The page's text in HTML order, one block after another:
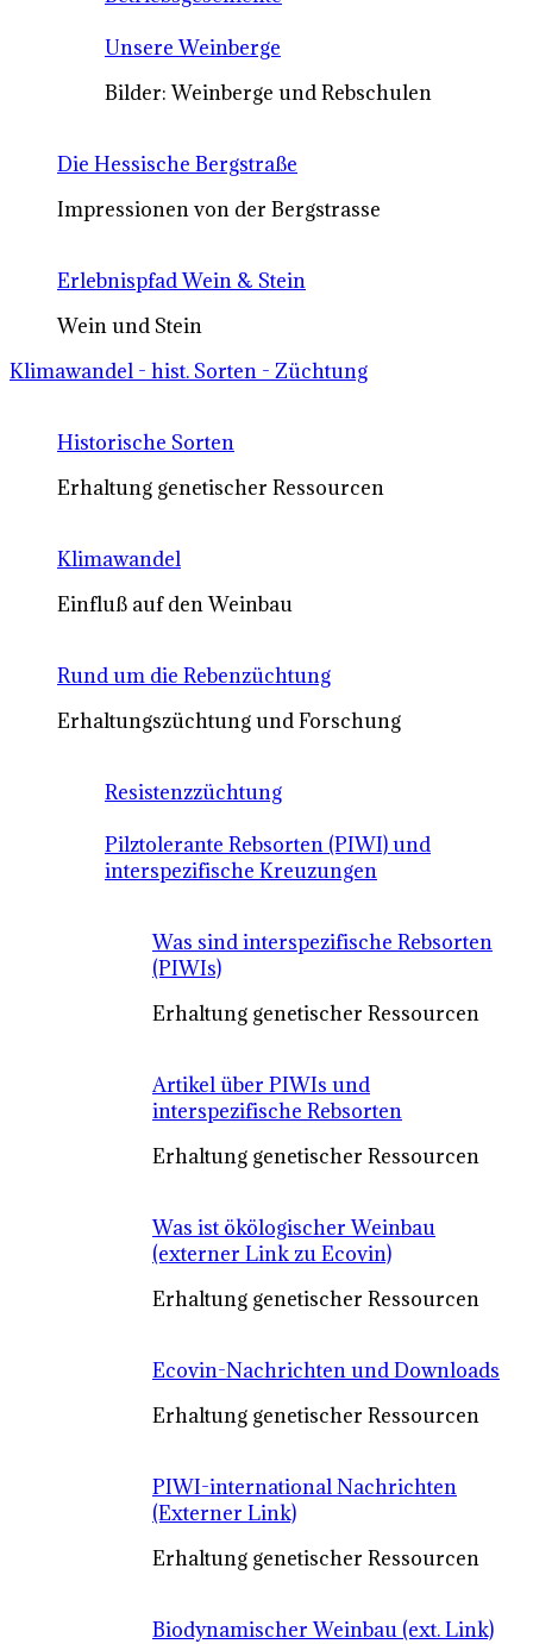
Unsere Weinberge
Bilder: Weinberge und Rebschulen
Die Hessische Bergstraße
Impressionen von der Bergstrasse
Erlebnispfad Wein & Stein
Wein und Stein
Klimawandel - hist. Sorten - Züchtung
Historische Sorten
Erhaltung genetischer Ressourcen
Klimawandel
Einfluß auf den Weinbau
Rund um die Rebenzüchtung
Erhaltungszüchtung und Forschung
Resistenzzüchtung
Pilztolerante Rebsorten (PIWI) und
interspezifische Kreuzungen
Was sind interspezifische Rebsorten
(PIWIs)
Erhaltung genetischer Ressourcen
Artikel über PIWIs und
interspezifische Rebsorten
Erhaltung genetischer Ressourcen
Was ist ökölogischer Weinbau
(externer Link zu Ecovin)
Erhaltung genetischer Ressourcen
Ecovin-Nachrichten und Downloads
Erhaltung genetischer Ressourcen
PIWI-international Nachrichten
(Externer Link)
Erhaltung genetischer Ressourcen
Biodynamischer Weinbau (ext. Link)